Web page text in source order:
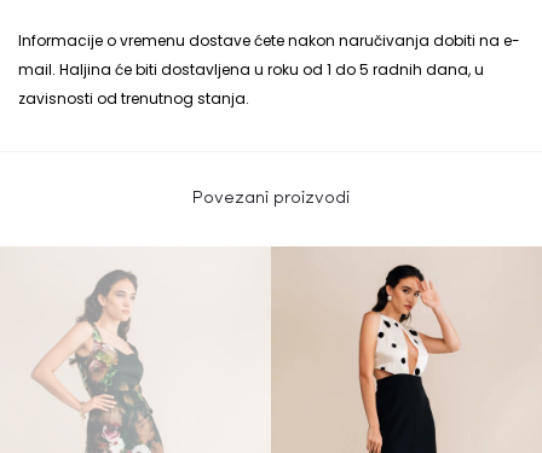
Informacije o vremenu dostave ćete nakon naručivanja dobiti na e-
mail. Haljina će biti dostavljena u roku od 1 do 5 radnih dana, u
zavisnosti od trenutnog stanja.
Povezani proizvodi